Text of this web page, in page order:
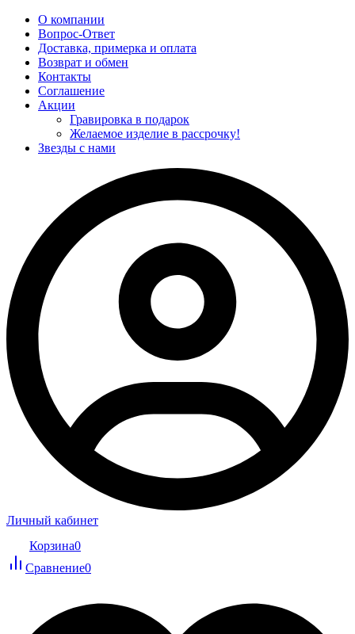
О компании
Вопрос-Ответ
Доставка, примерка и оплата
Возврат и обмен
Контакты
Соглашение
Акции
Гравировка в подарок
Желаемое изделие в рассрочку!
Звезды с нами
Личный кабинет
Корзина0
Сравнение0